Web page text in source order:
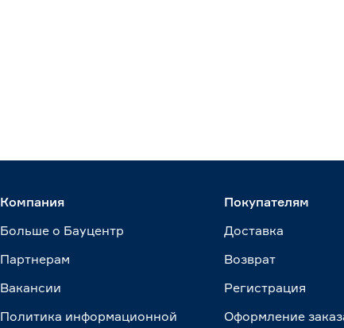
Компания
Больше о Бауцентр
Партнерам
Вакансии
Политика информационной
Покупателям
Доставка
Возврат
Регистрация
Оформление